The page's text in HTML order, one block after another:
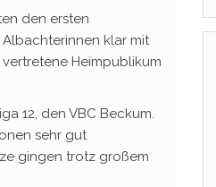
den ersten
klar mit
vertretene Heimpublikum
12, den VBC Beckum.
sehr gut
gingen trotz großem